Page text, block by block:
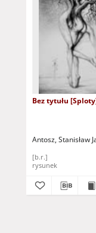
Bez tytułu
Antosz, Stanisław
[b.r.]
rysunek